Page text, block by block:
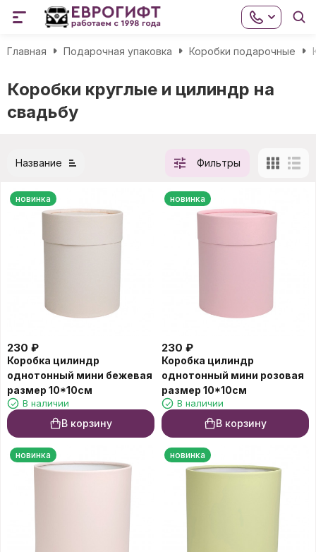
Главная Подарочная упаковка Коробки подарочные
Коробки круглые и цилиндр на
свадьбу
Название Фильтры
новинка
230 ₽
Коробка цилиндр
однотонный мини бежевая
размер 10*10см
В наличии
В корзину
новинка
230 ₽
Коробка цилиндр
однотонный мини розовая
размер 10*10см
В наличии
В корзину
новинка новинка